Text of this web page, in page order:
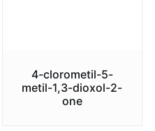
4-clorometil-5-
metil-1,3-dioxol-2-
one